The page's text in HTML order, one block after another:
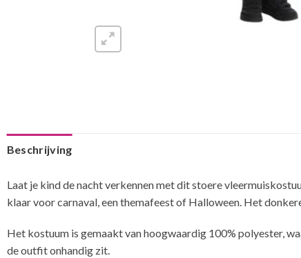
Beschrijving
Laat je kind de nacht verkennen met dit stoere
klaar voor carnaval, een themafeest of Halloween. Het
Het kostuum is gemaakt van hoogwaardig 100% polyester,
de outfit onhandig zit.